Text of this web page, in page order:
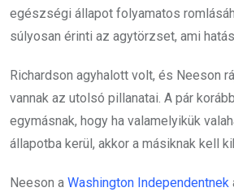
egészségi állapot folyamatos
súlyosan érinti az agytörzset, ami
Richardson agyhalott volt, és Neeson
vannak az utolsó pillanatai. A pár
egymásnak, hogy ha valamelyikük
állapotba kerül, akkor a másiknak kell
Neeson a Washington Independentnek